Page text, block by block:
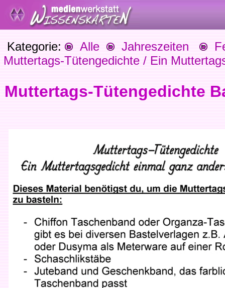
Kategorie: Alle Jahreszeiten
Muttertags-Tütengedichte / Ein
Muttertags-Tütengedichte